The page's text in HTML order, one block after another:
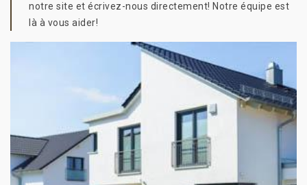
notre site et écrivez-nous directement! Notre équipe est
là à vous aider!